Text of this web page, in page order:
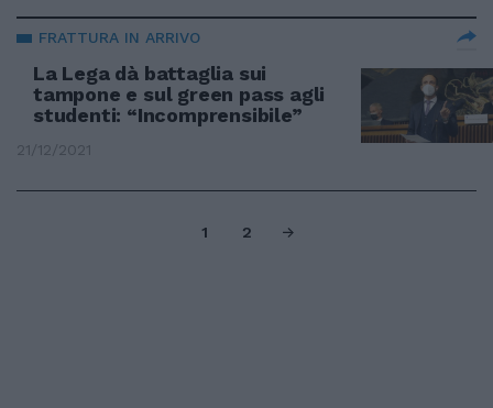
FRATTURA IN ARRIVO
La Lega dà battaglia sui
tampone e sul green pass agli
studenti: “Incomprensibile”
21/12/2021
1 2